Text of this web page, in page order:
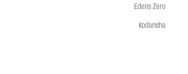
Edens Zero
Kodansha